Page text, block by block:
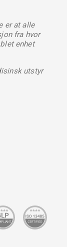
er at alle
fra hvor
enhet
utstyr